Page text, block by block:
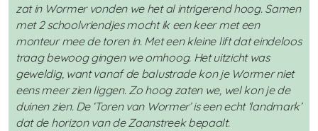
zat in Wormer vonden we het al intrigerend hoog. Samen
met 2 schoolvriendjes mocht ik een keer met een
monteur mee de toren in. Met een kleine lift dat eindeloos
traag bewoog gingen we omhoog. Het uitzicht was
geweldig, want vanaf de balustrade kon je Wormer niet
eens meer zien liggen. Zo hoog zaten we, wel kon je de
duinen zien. De ‘Toren van Wormer’ is een echt ‘landmark’
dat de horizon van de Zaanstreek bepaalt.